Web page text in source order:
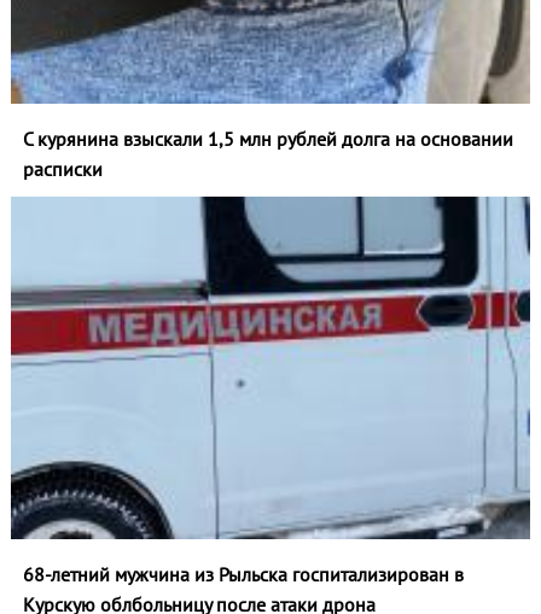
С курянина взыскали 1,5 млн рублей долга на основании
расписки
68-летний мужчина из Рыльска госпитализирован в
Курскую облбольницу после атаки дрона